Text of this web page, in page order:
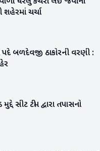
ચર્ચા
બળદેવજી ઠાકોરની વરણી :
સીટ ટીમ દ્વારા તપાસનો